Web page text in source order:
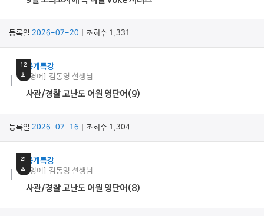
등록일 2026-07-20 | 조회수 1,331
12
초
공개특강
[영어] 김동영 선생님
사관/경찰 고난도 어원 영단어(9)
등록일 2026-07-16 | 조회수 1,304
21
초
공개특강
[영어] 김동영 선생님
사관/경찰 고난도 어원 영단어(8)